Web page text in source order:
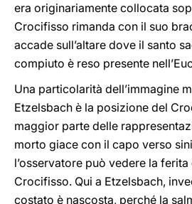
era originariamente collocata
Crocifisso rimanda con il suo
accade sull’altare dove il santo
compiuto è reso presente
Una particolarità dell’immagine
Etzelsbach è la posizione del
maggior parte delle
morto giace con il capo verso
l’osservatore può vedere la
Crocifisso. Qui a Etzelsbach,
costato è nascosta, perché la